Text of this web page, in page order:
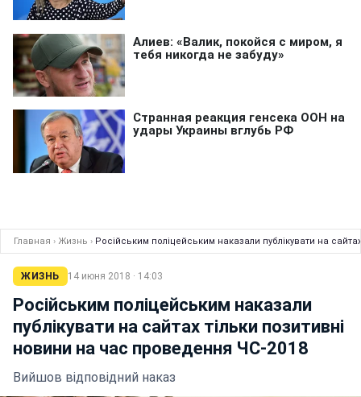
Главная › Жизнь › Російським поліцейським наказали публікувати на
ЖИЗНЬ 14 июня 2018 · 14:03
Російським поліцейським наказали
публікувати на сайтах тільки позитивні
новини на час проведення ЧС-2018
Вийшов відповідний наказ